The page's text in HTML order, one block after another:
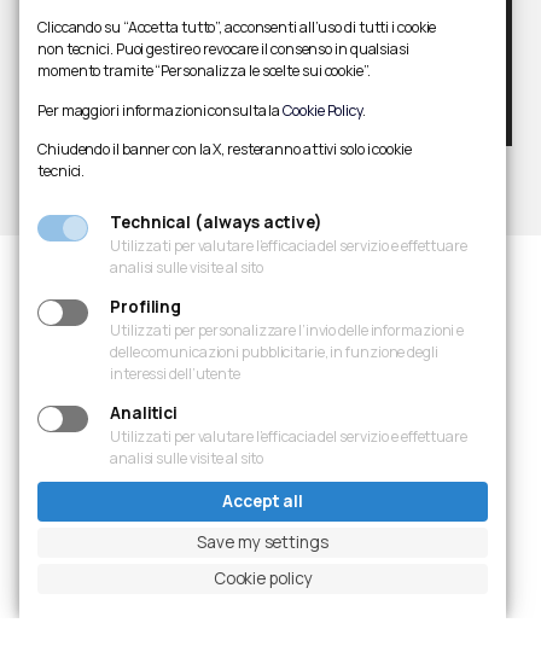
Cimolai around the
World
Cimolai’s global presence extends across strategic
locations and iconic projects delivered around the
world.
Cliccando su “Accetta tutto”, acconsenti all’uso di tutti i cookie
non tecnici. Puoi gestire o revocare il consenso in qualsiasi
momento tramite “Personalizza le scelte sui cookie”.
Per maggiori informazioni consulta laCookie Policy.
Chiudendo il banner con la X, resteranno attivi solo i cookie
tecnici.
Technical (always active)
Utilizzati per valutare l’efficacia del servizio e effettuare
analisi sulle visite al sito
Profiling
Utilizzati per personalizzare l’invio delle informazioni e
delle comunicazioni pubblicitarie, in funzione degli
interessi dell’utente
Analitici
Utilizzati per valutare l’efficacia del servizio e effettuare
analisi sulle visite al sito
Accept all
Save my settings
Cookie policy